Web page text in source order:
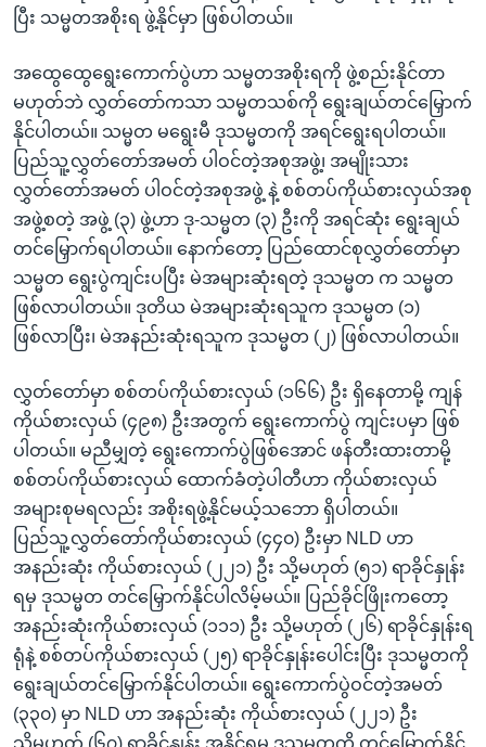
ပြီး သမ္မတအစိုးရ ဖွဲ့နိုင်မှာ ဖြစ်ပါတယ်။
အထွေထွေရွေးကောက်ပွဲဟာ သမ္မတအစိုးရကို ဖွဲ့စည်းနိုင်တာ
မဟုတ်ဘဲ လွှတ်တော်ကသာ သမ္မတသစ်ကို ရွေးချယ်တင်မြှောက်
နိုင်ပါတယ်။ သမ္မတ မရွေးမီ ဒုသမ္မတကို အရင်ရွေးရပါတယ်။
ပြည်သူ့လွှတ်တော်အမတ် ပါဝင်တဲ့အစုအဖွဲ့၊ အမျိုးသား
လွှတ်တော်အမတ် ပါဝင်တဲ့အစုအဖွဲ့ နဲ့ စစ်တပ်ကိုယ်စားလှယ်အစု
အဖွဲ့စတဲ့ အဖွဲ့ (၃) ဖွဲ့ဟာ ဒု-သမ္မတ (၃) ဦးကို အရင်ဆုံး ရွေးချယ်
တင်မြှောက်ရပါတယ်။ နောက်တော့ ပြည်ထောင်စုလွှတ်တော်မှာ
သမ္မတ ရွေးပွဲကျင်းပပြီး မဲအများဆုံးရတဲ့ ဒုသမ္မတ က သမ္မတ
ဖြစ်လာပါတယ်။ ဒုတိယ မဲအများဆုံးရသူက ဒုသမ္မတ (၁)
ဖြစ်လာပြီး၊ မဲအနည်းဆုံးရသူက ဒုသမ္မတ (၂) ဖြစ်လာပါတယ်။
လွှတ်တော်မှာ စစ်တပ်ကိုယ်စားလှယ် (၁၆၆) ဦး ရှိနေတာမို့ ကျန်
ကိုယ်စားလှယ် (၄၉၈) ဦးအတွက် ရွေးကောက်ပွဲ ကျင်းပမှာ ဖြစ်
ပါတယ်။ မညီမျှတဲ့ ရွေးကောက်ပွဲဖြစ်အောင် ဖန်တီးထားတာမို့
စစ်တပ်ကိုယ်စားလှယ် ထောက်ခံတဲ့ပါတီဟာ ကိုယ်စားလှယ်
အများစုမရလည်း အစိုးရဖွဲ့နိုင်မယ့်သဘော ရှိပါတယ်။
ပြည်သူ့လွှတ်တော်ကိုယ်စားလှယ် (၄၄၀) ဦးမှာ NLD ဟာ
အနည်းဆုံး ကိုယ်စားလှယ် (၂၂၁) ဦး သို့မဟုတ် (၅၁) ရာခိုင်နှုန်း
ရမှ ဒုသမ္မတ တင်မြှောက်နိုင်ပါလိမ့်မယ်။ ပြည်ခိုင်ဖြိုးကတော့
အနည်းဆုံးကိုယ်စားလှယ် (၁၁၁) ဦး သို့မဟုတ် (၂၆) ရာခိုင်နှုန်းရ
ရုံနဲ့ စစ်တပ်ကိုယ်စားလှယ် (၂၅) ရာခိုင်နှုန်းပေါင်းပြီး ဒုသမ္မတကို
ရွေးချယ်တင်မြှောက်နိုင်ပါတယ်။ ရွေးကောက်ပွဲဝင်တဲ့အမတ်
(၃၃၀) မှာ NLD ဟာ အနည်းဆုံး ကိုယ်စားလှယ် (၂၂၁) ဦး
သို့မဟုတ် (၆၇) ရာခိုင်နှုန်း အနိုင်ရမှ ဒုသမ္မတကို တင်မြှောက်နိုင်